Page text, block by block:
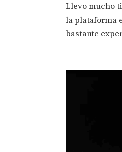
Llevo mucho
la plataforma
bastante